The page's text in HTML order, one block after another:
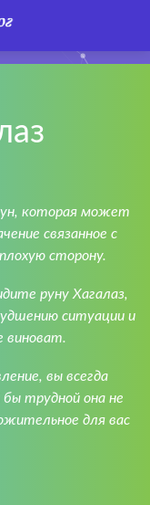
которая может
связанное с
сторону.
руну Хагалаз,
ситуации и
виноват.
вы всегда
трудной она не
для вас